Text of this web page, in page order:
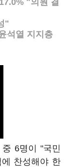
"의원 결
"
석열 지지층
6명이 "국민
찬성해야 한